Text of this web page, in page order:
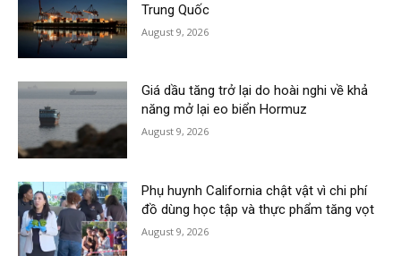
Trung Quốc
August 9, 2026
Giá dầu tăng trở lại do hoài nghi về khả
năng mở lại eo biển Hormuz
August 9, 2026
Phụ huynh California chật vật vì chi phí
đồ dùng học tập và thực phẩm tăng vọt
August 9, 2026